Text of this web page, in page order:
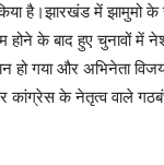
है।झारखंड में
होने के बाद हुए चुनावों
हो गया और अभिनेता
कांग्रेस के नेतृत्व वाले